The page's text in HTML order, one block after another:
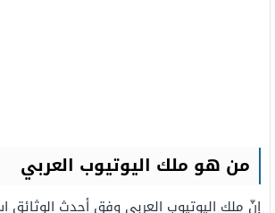
من هو ملك اليوتيوب العربي
إنّ ملك اليوتيوب العربي وفق أحدث الوثائق